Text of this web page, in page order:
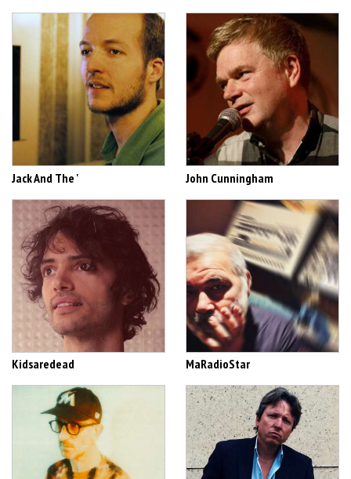
Jack And The ' John Cunningham
Kidsaredead MaRadioStar